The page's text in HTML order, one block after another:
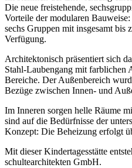
Die neue freistehende,
Vorteile der modularen
sechs Gruppen mit insgesamt
Verfügung.
Architektonisch präsentiert sich
Stahl-Laubengang mit farblichen
Bereiche. Der Außenbereich
Bezüge zwischen Innen- und
Im Inneren sorgen helle Räume
sind auf die Bedürfnisse der
Konzept: Die Beheizung erfolgt
Mit dieser Kindertagesstätte
schultearchitekten GmbH.